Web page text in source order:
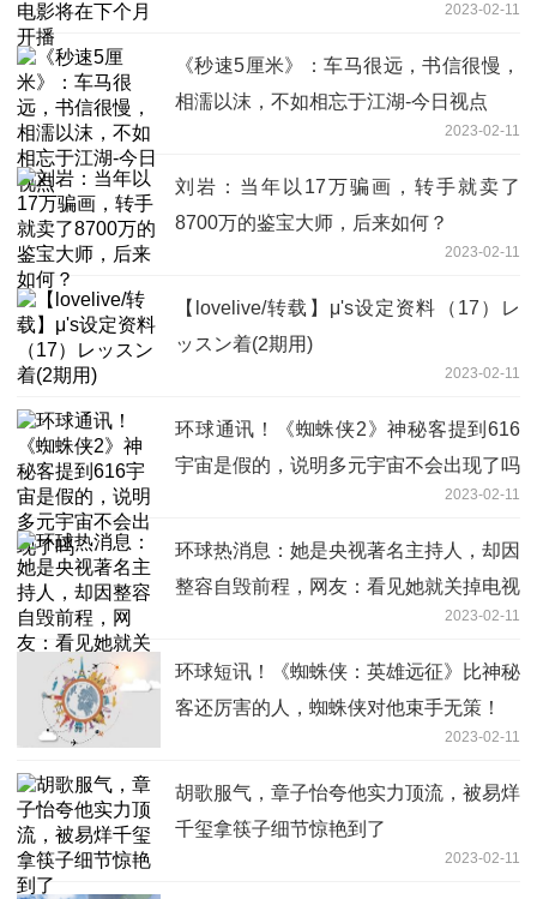
2023-02-11
《秒速5厘米》：车马很远，书信很慢，
相濡以沫，不如相忘于江湖-今日视点
2023-02-11
刘岩：当年以17万骗画，转手就卖了
8700万的鉴宝大师，后来如何？
2023-02-11
【lovelive/转载】μ's设定资料（17）レ
ッスン着(2期用)
2023-02-11
环球通讯！《蜘蛛侠2》神秘客提到616
宇宙是假的，说明多元宇宙不会出现了吗
2023-02-11
环球热消息：她是央视著名主持人，却因
整容自毁前程，网友：看见她就关掉电视
2023-02-11
环球短讯！《蜘蛛侠：英雄远征》比神秘
客还厉害的人，蜘蛛侠对他束手无策！
2023-02-11
胡歌服气，章子怡夸他实力顶流，被易烊
千玺拿筷子细节惊艳到了
2023-02-11